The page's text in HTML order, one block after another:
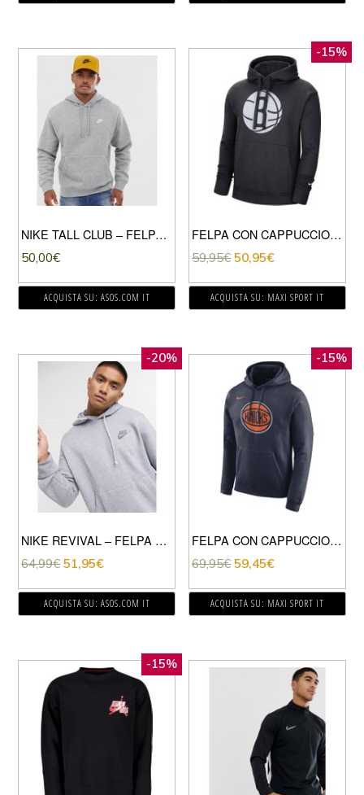
NIKE TALL CLUB – FELPA CON CAPPUCCIO GRIGIA-GRIGIO
50,00€
ACQUISTA SU: ASOS.COM IT
-15%
FELPA CON CAPPUCCIO LOGO NETS ESSENTIALS
59,95€ 50,95€
ACQUISTA SU: MAXI SPORT IT
-20%
NIKE REVIVAL – FELPA CON CAPPUCCIO BLU NAVY PALLIDO
64,99€ 51,95€
ACQUISTA SU: ASOS.COM IT
-15%
FELPA CON CAPPUCCIO KNICKS CITY EDITION
69,95€ 59,45€
ACQUISTA SU: MAXI SPORT IT
-15%